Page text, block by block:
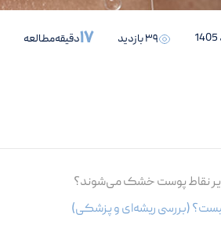
39 بازدید 17دقیقه
نقاط پوست خشک می‌شوند؟
(بررسی ریشه‌ای و پزشکی)